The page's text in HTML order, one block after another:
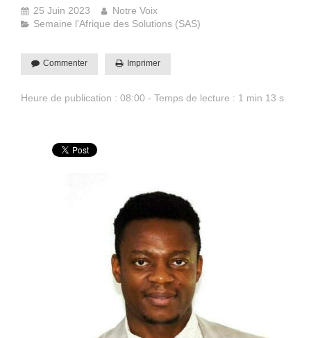
25 Juin 2023
Notre Voix
Semaine l'Afrique des Solutions (SAS)
Commenter Imprimer
Heure de publication : 08:00 - Temps de lecture : 1 min 13 s